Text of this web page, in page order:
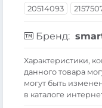
20514093
Бренд:
Xарактеристики,
данного товара
могут быть
в каталоге